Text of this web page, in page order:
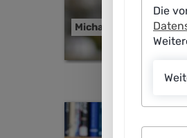
Michael Huth
Die